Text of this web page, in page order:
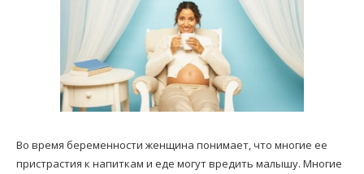
Во время беременности женщина понимает, что многие ее
пристрастия к напиткам и еде могут вредить малышу. Многие